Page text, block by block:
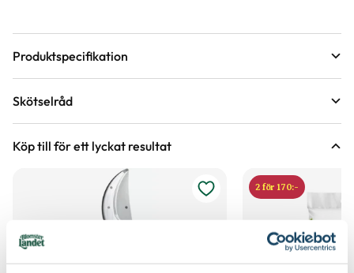
Produktspecifikation
Krukstorlek
Hur vi mäter leveranshöjd på växter
150 - 200 cm Höjd på trädgårdsväxter
Kvalitet - typ av planta Buskplanta
Växtsätt
Skötselråd
Läge Sol
Vad är odlingszon?
Planteringsavstånd (cc) 150 cm
Köp till för ett lyckat resultat
2 för 170:-